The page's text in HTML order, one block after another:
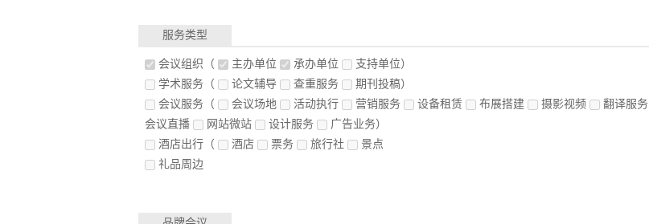
服务类型
会议组织 （ 主办单位 承办单位
支持单位）
学术服务 （ 论文辅导 查重服务
期刊投稿）
会议服务 （ 会议场地 活动执行 营销服务 设备租赁 布展搭建 摄影视频
翻译服务
会议直播
网站微站 设计服务
广告业务）
酒店出行 （ 酒店 票务 旅行社
景点
礼品周边